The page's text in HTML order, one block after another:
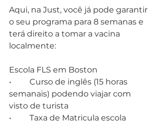
Aqui, na Just, você já pode garantir
o seu programa para 8 semanas e
terá direito a tomar a vacina
localmente:
Escola FLS em Boston
•         Curso de inglês (15 horas
semanais) podendo viajar com
visto de turista
•         Taxa de Matricula escola